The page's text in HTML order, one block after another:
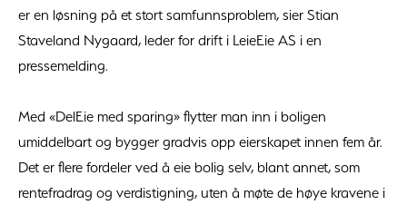
er en løsning på et stort samfunnsproblem, sier Stian
Staveland Nygaard, leder for drift i LeieEie AS i en
pressemelding.
Med «DelEie med sparing» flytter man inn i boligen
umiddelbart og bygger gradvis opp eierskapet innen fem år.
Det er flere fordeler ved å eie bolig selv, blant annet, som
rentefradrag og verdistigning, uten å møte de høye kravene i